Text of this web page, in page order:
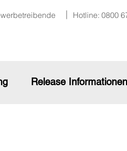
Release Informationen
Hotline: 0800